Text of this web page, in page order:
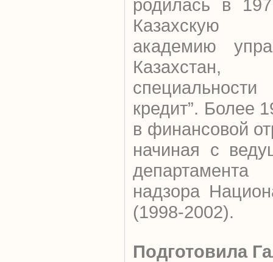
родилась в
Казахскую
академию
кредит”. Более
в финансовой
начиная с
надзора
(1998-2002).
Подготовила